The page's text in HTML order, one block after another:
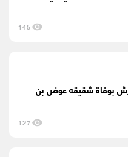
145
بوفاة شقيقه عوض بن
127